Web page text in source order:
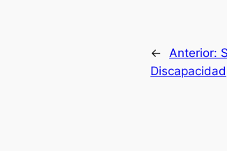
← Anterior:
Discapacidad